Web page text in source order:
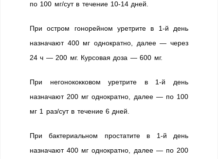
по 100 мг/сут в течение 10-14 дней.
При остром гонорейном уретрите в 1-й день
назначают 400 мг однократно, далее — через
24 ч — 200 мг. Курсовая доза — 600 мг.
При негонококковом уретрите в 1-й день
назначают 200 мг однократно, далее — по 100
мг 1 раз/сут в течение 6 дней.
При бактериальном простатите в 1-й день
назначают 400 мг однократно, далее — по 200